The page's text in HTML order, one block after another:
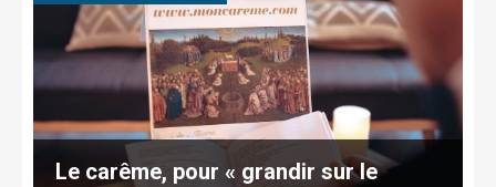
Le carême, pour « grandir sur le